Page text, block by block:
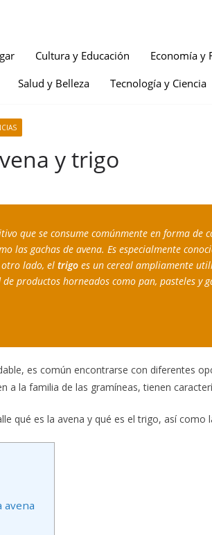
Cultura y Educación Economía y
Salud y Belleza Tecnología y Ciencia
y trigo
que se consume comúnmente en forma de
las gachas de avena. Es especialmente
lado, el trigo es un cereal ampliamente
productos horneados como pan, pasteles y
es común encontrarse con diferentes
a la familia de las gramíneas, tienen
qué es la avena y qué es el trigo, así como
avena